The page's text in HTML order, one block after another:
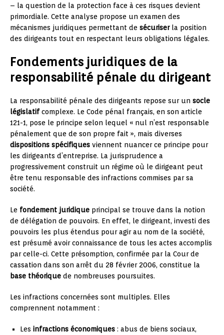
– la question de la protection face à ces risques devient
primordiale. Cette analyse propose un examen des
mécanismes juridiques permettant de sécuriserla position
des dirigeants tout en respectant leurs obligations légales.
Fondements juridiques de la
responsabilité pénale du dirigeant
La responsabilité pénale des dirigeants repose sur un socle
législatifcomplexe. Le Code pénal français, en son article
121-1, pose le principe selon lequel « nul n’est responsable
pénalement que de son propre fait », mais diverses
dispositions spécifiques viennent nuancer ce principe pour
les dirigeants d’entreprise. La jurisprudence a
progressivement construit un régime où le dirigeant peut
être tenu responsable des infractions commises par sa
société.
Le fondement juridique principal se trouve dans la notion
de délégation de pouvoirs. En effet, le dirigeant, investi des
pouvoirs les plus étendus pour agir au nom de la société,
est présumé avoir connaissance de tous les actes accomplis
par celle-ci. Cette présomption, confirmée par la Cour de
cassation dans son arrêt du 28 février 2006, constitue la
base théorique de nombreuses poursuites.
Les infractions concernées sont multiples. Elles
comprennent notamment :
Les infractions économiques : abus de biens sociaux,